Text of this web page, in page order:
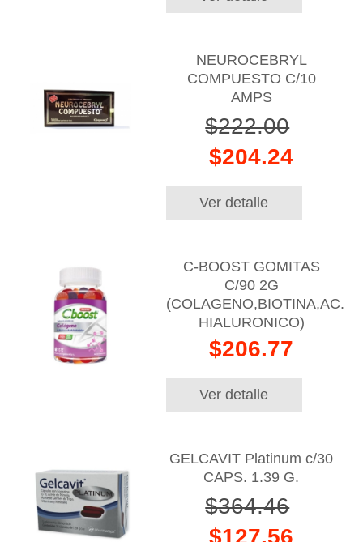
NEUROCEBRYL
COMPUESTO C/10
AMPS
$222.00
$204.24
Ver detalle
C-BOOST GOMITAS
C/90 2G
(COLAGENO,BIOTINA,AC.
HIALURONICO)
$206.77
Ver detalle
GELCAVIT Platinum c/30
CAPS. 1.39 G.
$364.46
$127.56